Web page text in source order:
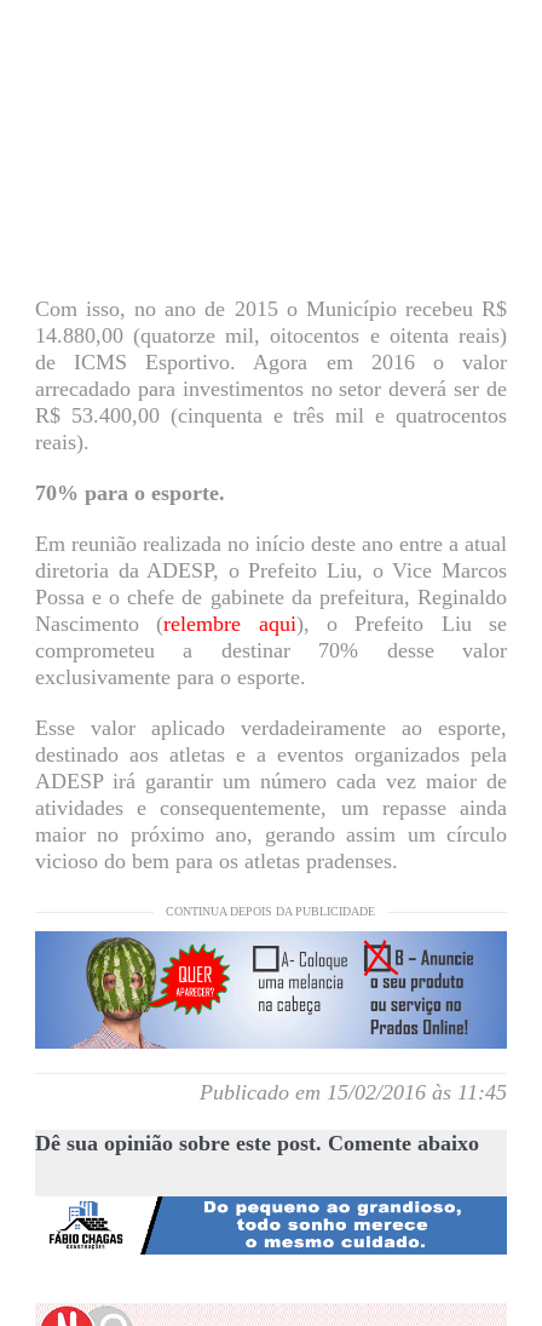
Com isso, no ano de 2015 o Município recebeu R$
14.880,00 (quatorze mil, oitocentos e oitenta reais)
de ICMS Esportivo. Agora em 2016 o valor
arrecadado para investimentos no setor deverá ser de
R$ 53.400,00 (cinquenta e três mil e quatrocentos
reais).
70% para o esporte.
Em reunião realizada no início deste ano entre a atual
diretoria da ADESP, o Prefeito Liu, o Vice Marcos
Possa e o chefe de gabinete da prefeitura, Reginaldo
Nascimento (relembre aqui), o Prefeito Liu se
comprometeu a destinar 70% desse valor
exclusivamente para o esporte.
Esse valor aplicado verdadeiramente ao esporte,
destinado aos atletas e a eventos organizados pela
ADESP irá garantir um número cada vez maior de
atividades e consequentemente, um repasse ainda
maior no próximo ano, gerando assim um círculo
vicioso do bem para os atletas pradenses.
CONTINUA DEPOIS DA PUBLICIDADE
Publicado em 15/02/2016 às 11:45
Dê sua opinião sobre este post. Comente abaixo